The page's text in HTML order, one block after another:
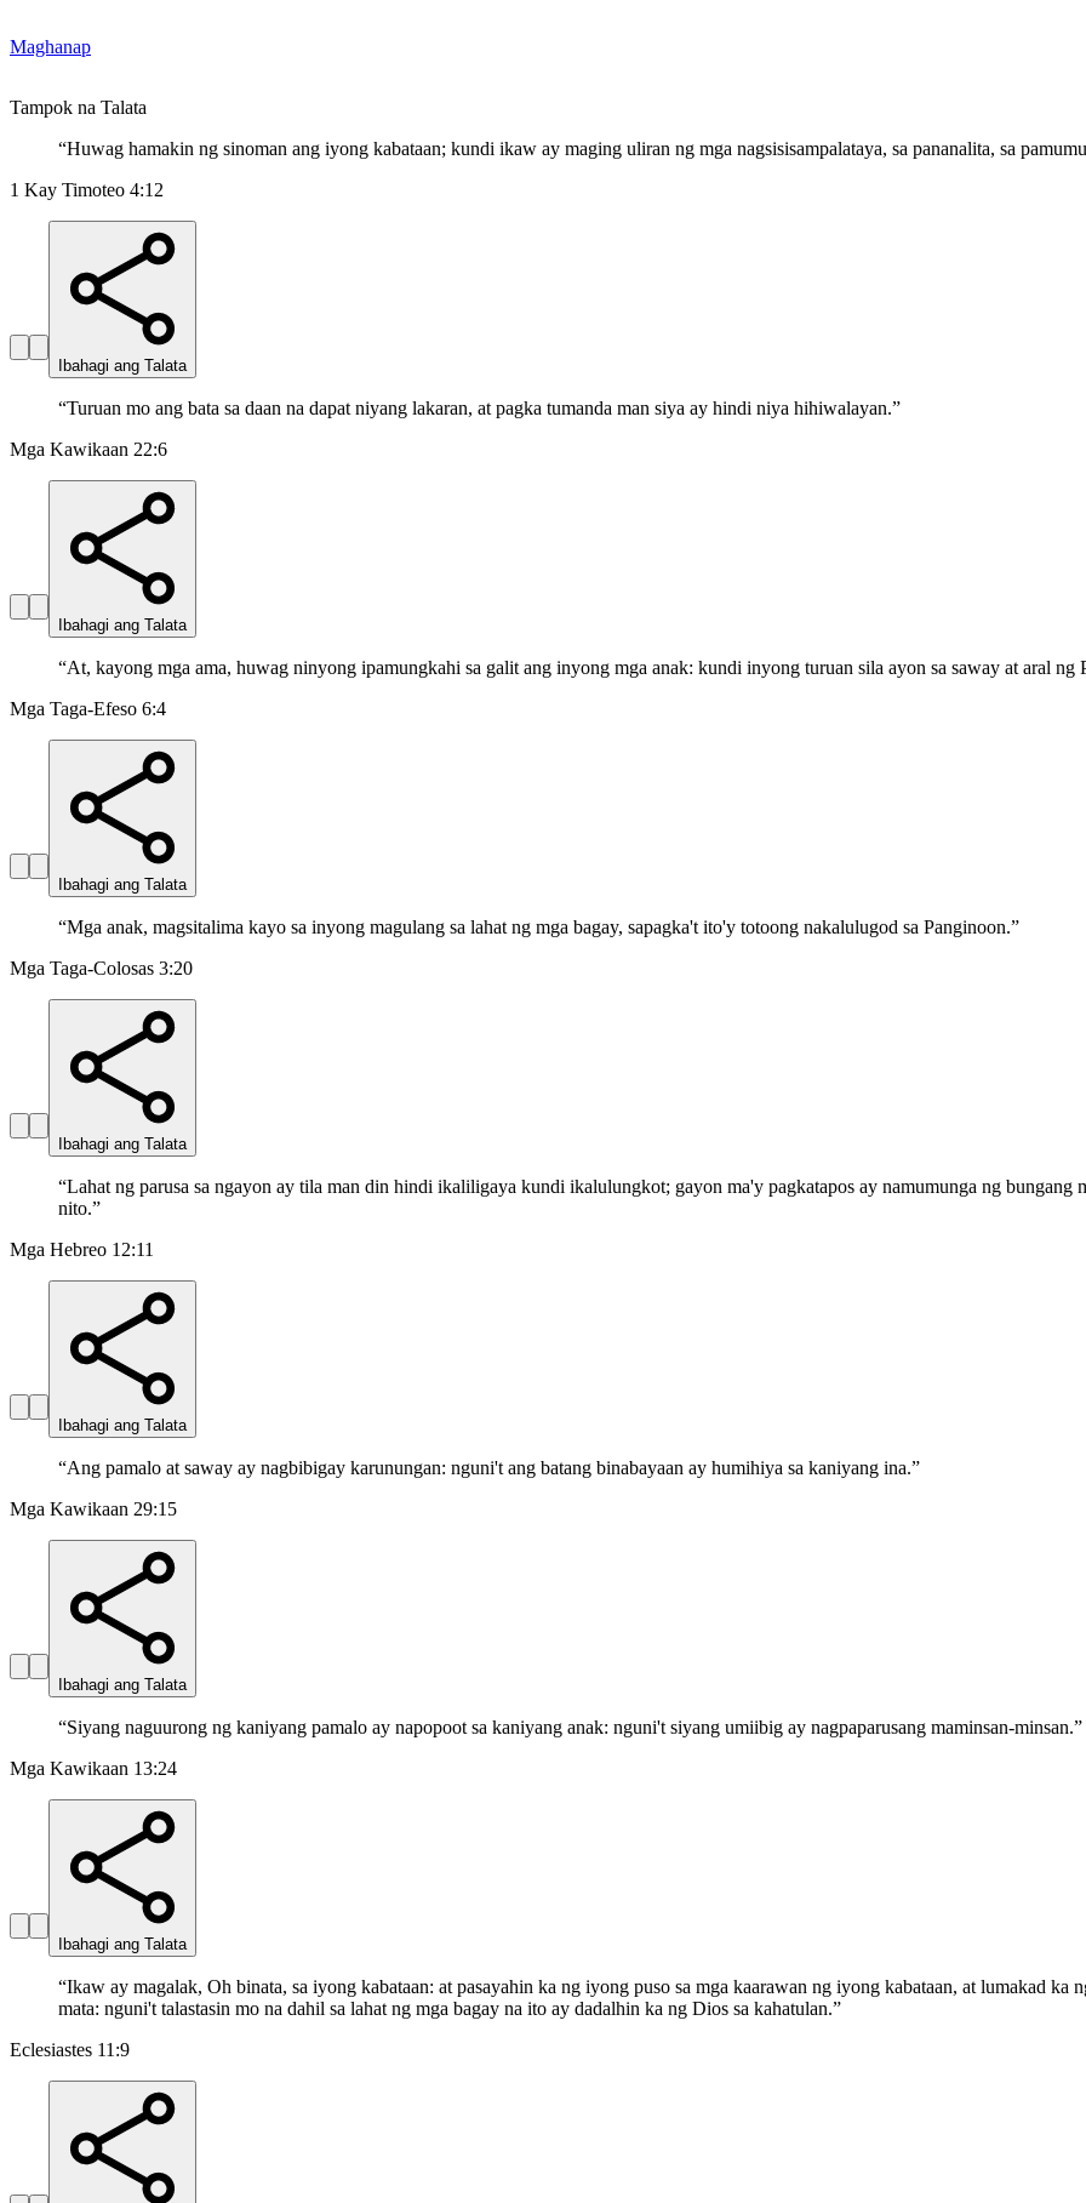
Maghanap
Tampok na Talata
“Huwag hamakin ng sinoman ang iyong kabataan; kundi ikaw ay maging uliran ng mga nagsisisampalataya, sa pananalita, sa
1 Kay Timoteo 4:12
Ibahagi ang Talata
“Turuan mo ang bata sa daan na dapat niyang lakaran, at pagka tumanda man siya ay hindi niya hihiwalayan.”
Mga Kawikaan 22:6
Ibahagi ang Talata
“At, kayong mga ama, huwag ninyong ipamungkahi sa galit ang inyong mga anak: kundi inyong turuan sila ayon sa saway at aral ng
Mga Taga-Efeso 6:4
Ibahagi ang Talata
“Mga anak, magsitalima kayo sa inyong magulang sa lahat ng mga bagay, sapagka't ito'y totoong nakalulugod sa Panginoon.”
Mga Taga-Colosas 3:20
Ibahagi ang Talata
“Lahat ng parusa sa ngayon ay tila man din hindi ikaliligaya kundi ikalulungkot; gayon ma'y pagkatapos ay namumunga ng bungang
nito.”
Mga Hebreo 12:11
Ibahagi ang Talata
“Ang pamalo at saway ay nagbibigay karunungan: nguni't ang batang binabayaan ay humihiya sa kaniyang ina.”
Mga Kawikaan 29:15
Ibahagi ang Talata
“Siyang naguurong ng kaniyang pamalo ay napopoot sa kaniyang anak: nguni't siyang umiibig ay nagpaparusang maminsan-minsan.”
Mga Kawikaan 13:24
Ibahagi ang Talata
“Ikaw ay magalak, Oh binata, sa iyong kabataan: at pasayahin ka ng iyong puso sa mga kaarawan ng iyong kabataan, at lumakad
mata: nguni't talastasin mo na dahil sa lahat ng mga bagay na ito ay dadalhin ka ng Dios sa kahatulan.”
Eclesiastes 11:9